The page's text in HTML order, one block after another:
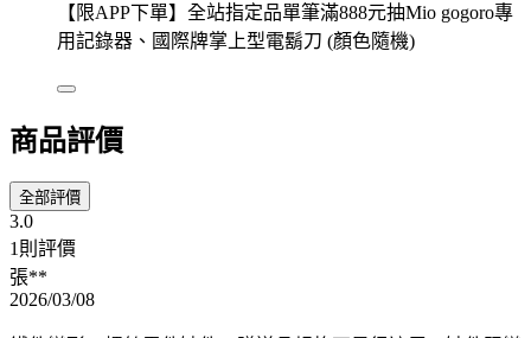
【限APP下單】全站指定品單筆滿888元抽Mio gogoro專
用記錄器、國際牌掌上型電鬍刀 (顏色隨機)
商品評價
全部評價
3.0
1則評價
張**
2026/03/08